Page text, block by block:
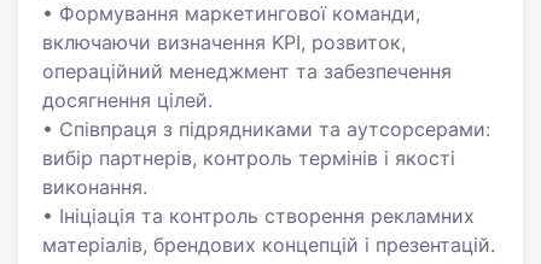
• Формування маркетингової команди,
включаючи визначення KPI, розвиток,
операційний менеджмент та забезпечення
досягнення цілей.
• Співпраця з підрядниками та аутсорсерами:
вибір партнерів, контроль термінів і якості
виконання.
• Ініціація та контроль створення рекламних
матеріалів, брендових концепцій і презентацій.